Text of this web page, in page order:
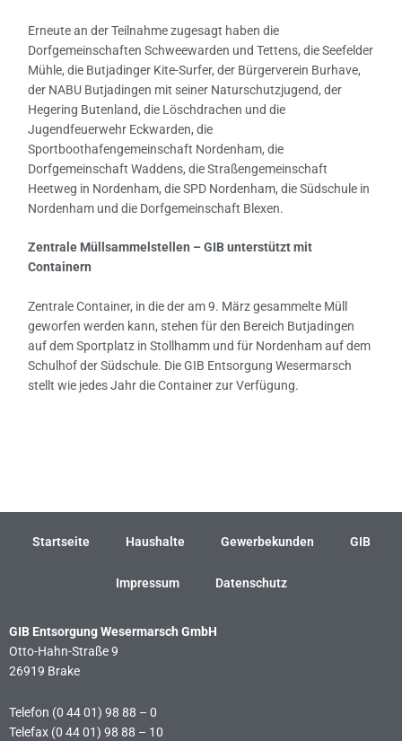
Erneute an der Teilnahme zugesagt haben die
Dorfgemeinschaften Schweewarden und Tettens, die Seefelder
Mühle, die Butjadinger Kite-Surfer, der Bürgerverein Burhave,
der NABU Butjadingen mit seiner Naturschutzjugend, der
Hegering Butenland, die Löschdrachen und die
Jugendfeuerwehr Eckwarden, die
Sportboothafengemeinschaft Nordenham, die
Dorfgemeinschaft Waddens, die Straßengemeinschaft
Heetweg in Nordenham, die SPD Nordenham, die Südschule in
Nordenham und die Dorfgemeinschaft Blexen.
Zentrale Müllsammelstellen – GIB unterstützt mit
Containern
Zentrale Container, in die der am 9. März gesammelte Müll
geworfen werden kann, stehen für den Bereich Butjadingen
auf dem Sportplatz in Stollhamm und für Nordenham auf dem
Schulhof der Südschule. Die GIB Entsorgung Wesermarsch
stellt wie jedes Jahr die Container zur Verfügung.
Startseite Haushalte Gewerbekunden GIB
Impressum Datenschutz
GIB Entsorgung Wesermarsch GmbH
Otto-Hahn-Straße 9
26919 Brake
Telefon (0 44 01) 98 88 – 0
Telefax (0 44 01) 98 88 – 10